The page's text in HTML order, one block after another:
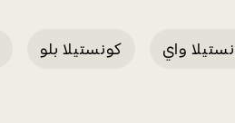
واي كونستيلا بلو